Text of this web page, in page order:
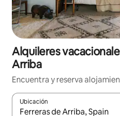
Alquileres
Arriba
Encuentra y reserva
Ubicación
Cuando los resultados estén